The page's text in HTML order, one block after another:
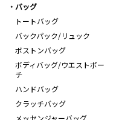
バッグ
トートバッグ
バックパック/リュック
ボストンバッグ
ボディバッグ/ウエストポー
チ
ハンドバッグ
クラッチバッグ